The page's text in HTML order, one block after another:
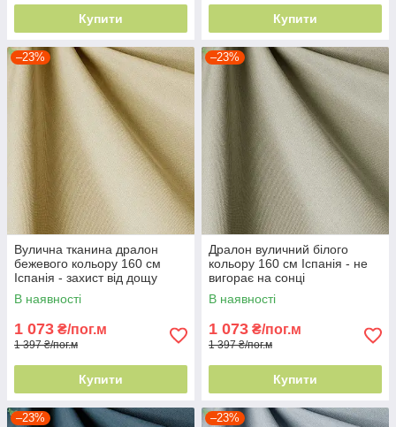
Купити Купити
–23%
Вулична тканина дралон
бежевого кольору 160 см
Іспанія - захист від дощу
В наявності
1 073 ₴/пог.м
1 397 ₴/пог.м
Купити
–23%
Дралон вуличний білого
кольору 160 см Іспанія - не
вигорає на сонці
В наявності
1 073 ₴/пог.м
1 397 ₴/пог.м
Купити
–23% –23%